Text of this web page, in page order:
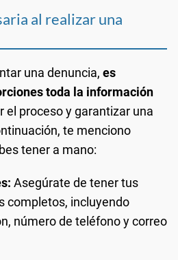
al realizar una
una denuncia, es
toda la información
el proceso y garantizar una
te menciono
tener a mano:
Asegúrate de tener tus
completos, incluyendo
número de teléfono y correo